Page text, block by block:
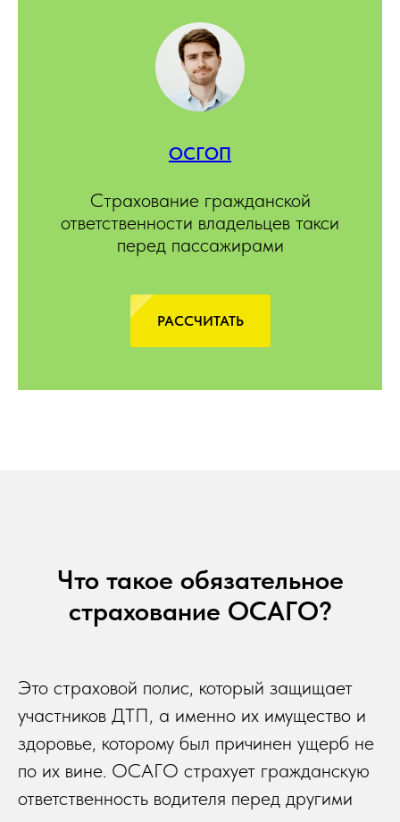
ОСГОП
Страхование гражданской
ответственности владельцев такси
перед пассажирами
РАССЧИТАТЬ
Что такое обязательное
страхование ОСАГО?
Это страховой полис, который защищает
участников ДТП, а именно их имущество и
здоровье, которому был причинен ущерб не
по их вине. ОСАГО страхует гражданскую
ответственность водителя перед другими